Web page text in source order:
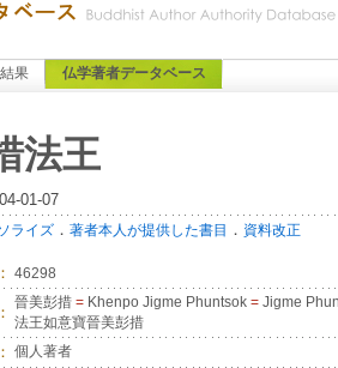
果 仏学著者データベース
法王
01-07
ライズ ． 著者本人が提供した書目 ． 資料改正
46298
晉美彭措 = Khenpo Jigme Phuntsok = Jigme
法王如意寶晉美彭措
個人著者